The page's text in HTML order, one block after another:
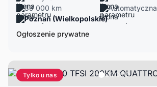
39 000 km
Automatyczna
Poznań (Wielkopolskie)
Ogłoszenie prywatne
Tylko u nas